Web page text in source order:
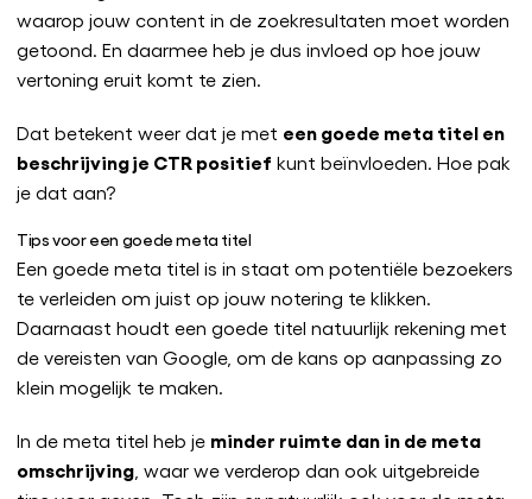
waarop jouw content in de zoekresultaten moet worden
getoond. En daarmee heb je dus invloed op hoe jouw
vertoning eruit komt te zien.
Dat betekent weer dat je met een goede meta titel en
beschrijving je CTR positief kunt beïnvloeden. Hoe pak
je dat aan?
Tips voor een goede meta titel
Een goede meta titel is in staat om potentiële bezoekers
te verleiden om juist op jouw notering te klikken.
Daarnaast houdt een goede titel natuurlijk rekening met
de vereisten van Google, om de kans op aanpassing zo
klein mogelijk te maken.
In de meta titel heb je minder ruimte dan in de meta
omschrijving , waar we verderop dan ook uitgebreide